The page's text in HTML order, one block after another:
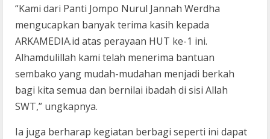
“Kami dari Panti Jompo Nurul Jannah Werdha
mengucapkan banyak terima kasih kepada
ARKAMEDIA.id atas perayaan HUT ke-1 ini.
Alhamdulillah kami telah menerima bantuan
sembako yang mudah-mudahan menjadi berkah
bagi kita semua dan bernilai ibadah di sisi Allah
SWT,” ungkapnya.
Ia juga berharap kegiatan berbagi seperti ini dapat